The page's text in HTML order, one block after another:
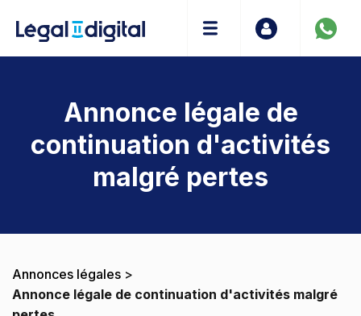
Annonce légale de
continuation d'activités
malgré pertes
Annonces légales >
Annonce légale de continuation d'activités malgré